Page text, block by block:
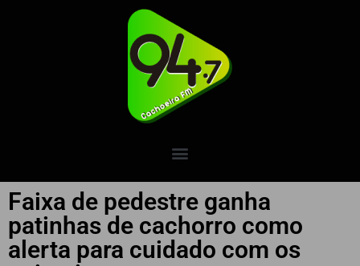
Faixa de pedestre ganha
patinhas de cachorro como
alerta para cuidado com os